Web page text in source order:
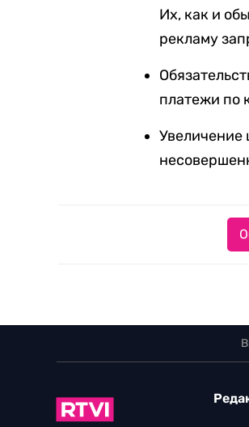
Их, как и
рекламу
платежи по
Увеличение